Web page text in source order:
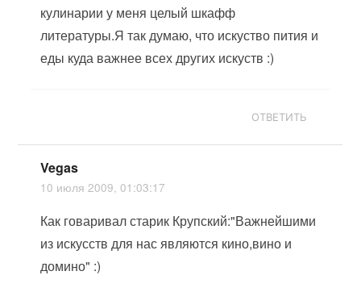
кулинарии у меня целый шкафф
литературы.Я так думаю, что искуство пития и
еды куда важнее всех других искуств :)
ОТВЕТИТЬ
Vegas
10 июля 2009, 01:03:17
Как говаривал старик Крупский:"Важнейшими
из искусств для нас являются кино,вино и
домино" :)